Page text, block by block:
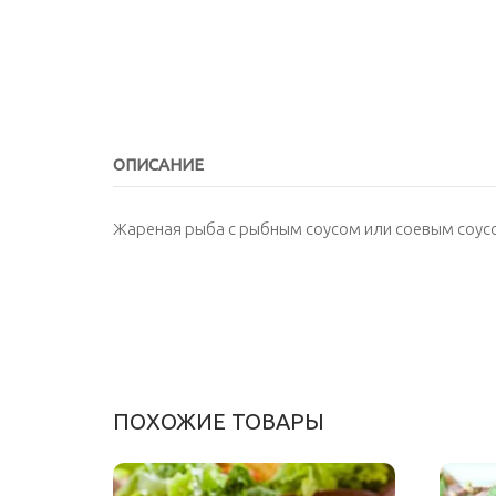
ОПИСАНИЕ
Жареная рыба с рыбным соусом или соевым
ПОХОЖИЕ ТОВАРЫ